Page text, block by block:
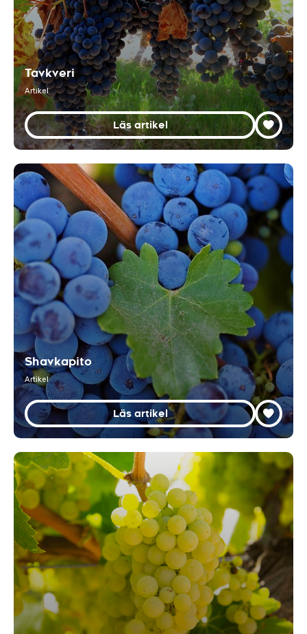
Tavkveri
Artikel
Läs artikel
Shavkapito
Artikel
Läs artikel